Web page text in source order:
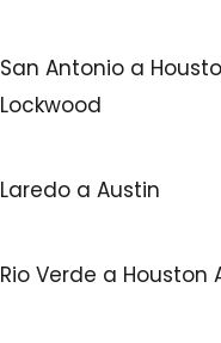
San Antonio a
Lockwood
Laredo a Austin
Rio Verde a Houston